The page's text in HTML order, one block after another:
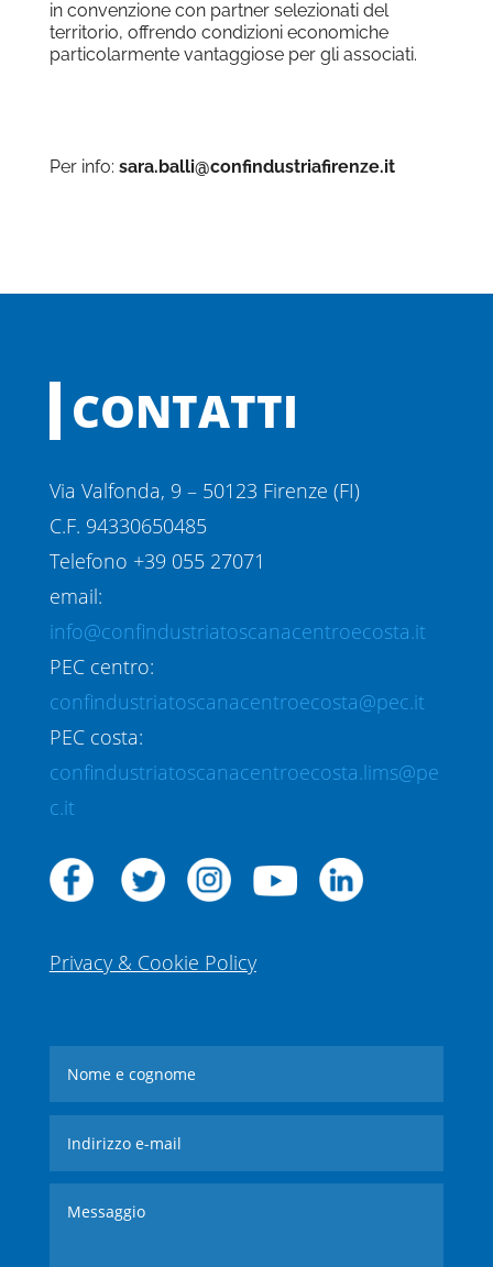
in convenzione con partner selezionati del
territorio, offrendo condizioni economiche
particolarmente vantaggiose per gli associati.
Per info: sara.balli@confindustriafirenze.it
CONTATTI
Via Valfonda, 9 – 50123 Firenze (FI)
C.F. 94330650485
Telefono +39 055 27071
email:
info@confindustriatoscanacentroecosta.it
PEC centro:
confindustriatoscanacentroecosta@pec.it
PEC costa:
confindustriatoscanacentroecosta.lims@pe
c.it
Privacy & Cookie Policy